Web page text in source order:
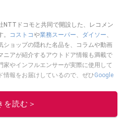
NTTドコモと共同で開設した、レコメン
コストコや業務スーパー、 ダイソー、
ショップの隠れた名品を、コラムや動画
ニアが紹介するアウトドア情報も満載で
やインフルエンサーが実際に使用して
情報をお届けしているので、ぜひGoogle
のイチオシストの他の記事を読む
を読む＞